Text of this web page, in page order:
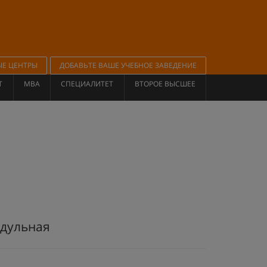
ЦЕНТРЫ
ДОБАВЬТЕ ВАШЕ УЧЕБНОЕ ЗАВЕДЕНИЕ
MBA СПЕЦИАЛИТЕТ ВТОРОЕ ВЫСШЕЕ